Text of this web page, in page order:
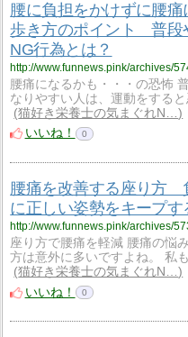
腰に負担をかけずに腰
歩き方のポイント 普段
NG行為とは？
http://www.funnews.pink/archives/
腰痛になるかも・・・の恐怖
なりやすい人は、運動をすると
猫好き栄養士の気まぐれN…
いいね！
0
腰痛を改善する座り方
に正しい姿勢をキープす
http://www.funnews.pink/archives/
座り方で腰痛を軽減 腰痛の悩
方は意外に多いですよね。 私
猫好き栄養士の気まぐれN…
いいね！
0